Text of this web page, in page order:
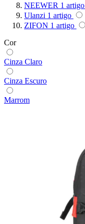
Superior
SYD
Synco
Tiffen
NEEWER 1 artigo
Ulanzi 1 artigo
ZIFON 1 artigo
Cor
Cinza Claro
Cinza Escuro
Marrom